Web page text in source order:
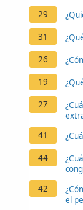
29
31
26
19
27
41
44
42
el